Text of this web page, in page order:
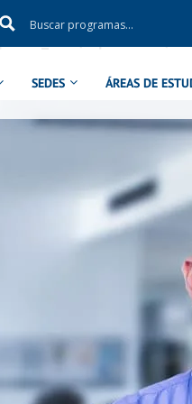
SEDES ÁREAS DE
wp-content/